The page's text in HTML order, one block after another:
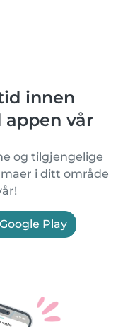
innen
appen vår
og tilgjengelige
i ditt område
Google Play